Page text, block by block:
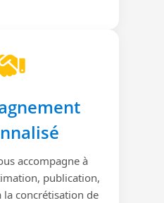
accompagne à
publication,
la concrétisation de